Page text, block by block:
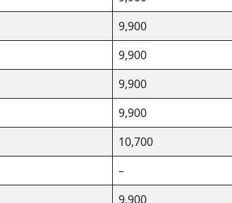
9,900
9,900
9,900
9,900
10,700
–
9,900